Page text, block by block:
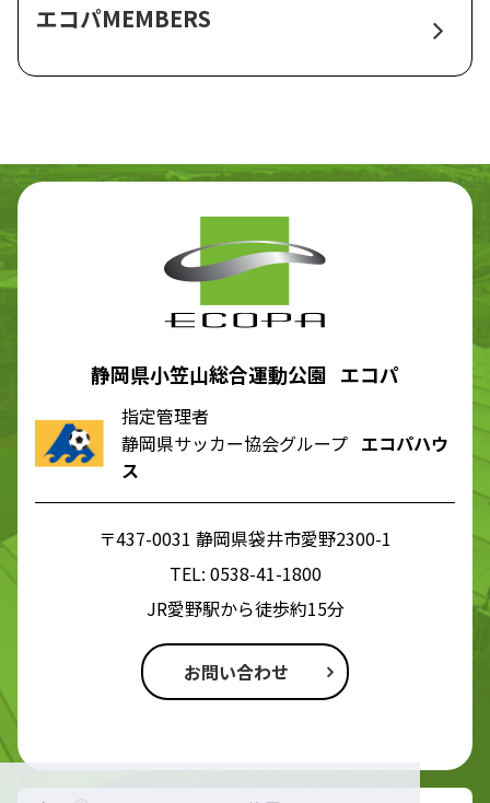
エコパMEMBERS
静岡県小笠山総合運動公園 エコパ
指定管理者
静岡県サッカー協会グループ エコパハウ
ス
〒437-0031 静岡県袋井市愛野2300-1
TEL: 0538-41-1800
JR愛野駅から徒歩約15分
お問い合わせ